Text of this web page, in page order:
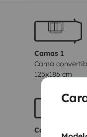
Camas 1
Cama
125x186 cm
Camas 4